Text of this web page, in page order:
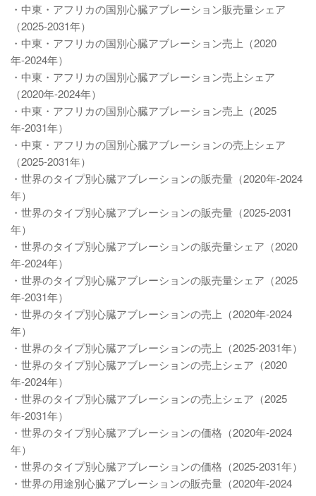
・中東・アフリカの国別心臓アブレーション販売量シェア
（2025-2031年）
・中東・アフリカの国別心臓アブレーション売上（2020
年-2024年）
・中東・アフリカの国別心臓アブレーション売上シェア
（2020年-2024年）
・中東・アフリカの国別心臓アブレーション売上（2025
年-2031年）
・中東・アフリカの国別心臓アブレーションの売上シェア
（2025-2031年）
・世界のタイプ別心臓アブレーションの販売量（2020年-2024
年）
・世界のタイプ別心臓アブレーションの販売量（2025-2031
年）
・世界のタイプ別心臓アブレーションの販売量シェア（2020
年-2024年）
・世界のタイプ別心臓アブレーションの販売量シェア（2025
年-2031年）
・世界のタイプ別心臓アブレーションの売上（2020年-2024
年）
・世界のタイプ別心臓アブレーションの売上（2025-2031年）
・世界のタイプ別心臓アブレーションの売上シェア（2020
年-2024年）
・世界のタイプ別心臓アブレーションの売上シェア（2025
年-2031年）
・世界のタイプ別心臓アブレーションの価格（2020年-2024
年）
・世界のタイプ別心臓アブレーションの価格（2025-2031年）
・世界の用途別心臓アブレーションの販売量（2020年-2024